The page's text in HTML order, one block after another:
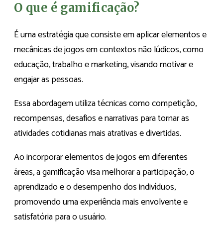
O que é gamificação?
É uma estratégia que consiste em aplicar elementos e
mecânicas de jogos em contextos não lúdicos, como
educação, trabalho e marketing, visando motivar e
engajar as pessoas.
Essa abordagem utiliza técnicas como competição,
recompensas, desafios e narrativas para tornar as
atividades cotidianas mais atrativas e divertidas.
Ao incorporar elementos de jogos em diferentes
áreas, a gamificação visa melhorar a participação, o
aprendizado e o desempenho dos indivíduos,
promovendo uma experiência mais envolvente e
satisfatória para o usuário.